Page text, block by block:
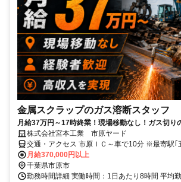
金属スクラップのガス溶断スタッフ
月給37万円～17時終業！現場移動なし！ガス切り
株式会社宮本工業 市原ヤード
交通・アクセス 市原ＩＣ～車で10分 ※最寄駅｢
月給370,000円以上
千葉県市原市
勤務時間詳細 実働時間：1日あたり8時間 平均